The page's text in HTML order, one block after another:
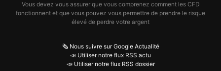
Vous devez vous assurer que vous comprenez comment les CFD
fonctionnent et que vous pouvez vous permettre de prendre le risque
élevé de perdre votre argent
🗞️ Nous suivre sur Google Actualité
📣 Utiliser notre flux RSS actu
📣 Utiliser notre flux RSS dossier